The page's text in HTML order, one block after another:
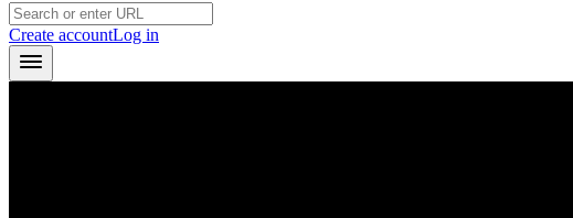
Create accountLog in